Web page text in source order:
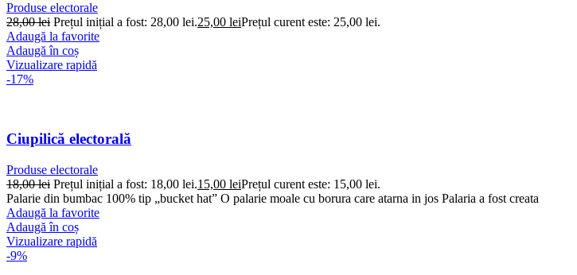
Produse electorale
28,00lei Prețul inițial a fost: 28,00 lei.25,00 leiPrețul curent este: 25,00 lei.
Adaugă la favorite
Adaugă în coș
Vizualizare rapidă
-17%
Ciupilică electorală
Produse electorale
18,00lei Prețul inițial a fost: 18,00 lei.15,00 leiPrețul curent este: 15,00 lei.
Palarie din bumbac 100% tip „bucket hat” O palarie moale cu borura care atarna in jos Palaria a fost creata
Adaugă la favorite
Adaugă în coș
Vizualizare rapidă
-9%